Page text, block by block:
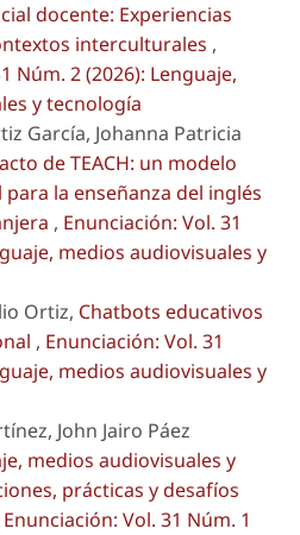
docente: Experiencias
interculturales ,
Núm. 2 (2026): Lenguaje,
y tecnología
García, Johanna Patricia
de TEACH: un modelo
la enseñanza del inglés
, Enunciación: Vol. 31
medios audiovisuales y
Ortiz, Chatbots educativos
, Enunciación: Vol. 31
medios audiovisuales y
John Jairo Páez
medios audiovisuales y
prácticas y desafíos
Enunciación: Vol. 31 Núm. 1